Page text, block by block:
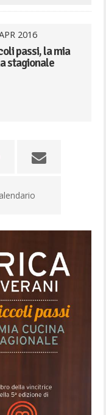
2016
passi, la mia
stagionale